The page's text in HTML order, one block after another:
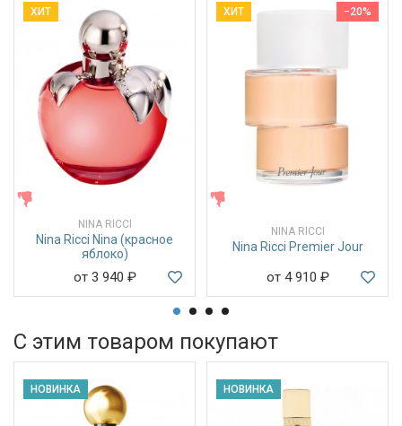
ХИТ
NINA RICCI
Nina Ricci Nina (красное
яблоко)
от 3 940 ₽
−20%
ХИТ
NINA RICCI
Nina Ricci Premier Jour
от 4 910 ₽
С этим товаром покупают
НОВИНКА НОВИНКА